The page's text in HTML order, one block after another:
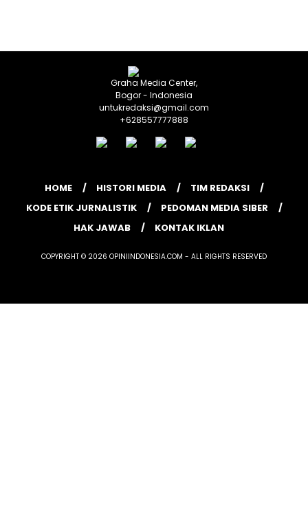
Graha Media Center,
Bogor - Indonesia
untukredaksi@gmail.com
+628557777888
HOME HISTORI MEDIA
TIM REDAKSI
KODE ETIK JURNALISTIK
PEDOMAN MEDIA SIBER
HAK JAWAB
KONTAK IKLAN
COPYRIGHT © 2026 OPINIINDONESIA.COM - ALL RIGHTS RESERVED